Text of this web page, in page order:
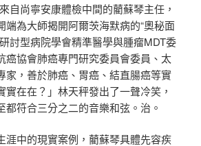
自尚寧安康體檢中間的藺蘇琴主任，
端為大師揭開阿爾茨海默病的“奧秘面
討型病院學會精準醫學與腫瘤MDT委
癌協會肺癌專門研究委員會委員、太
家，善於肺癌、胃癌、結直腸癌等實
實在在？」林天秤發出了一聲冷笑，
都符合三分之二的音樂和弦。治。
涯中的現實案例，藺蘇琴具體先容疾